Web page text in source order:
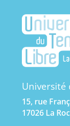
Université
15, rue
17026 La